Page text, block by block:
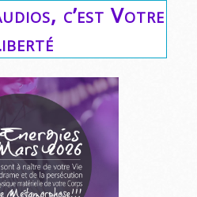
c’est Votre